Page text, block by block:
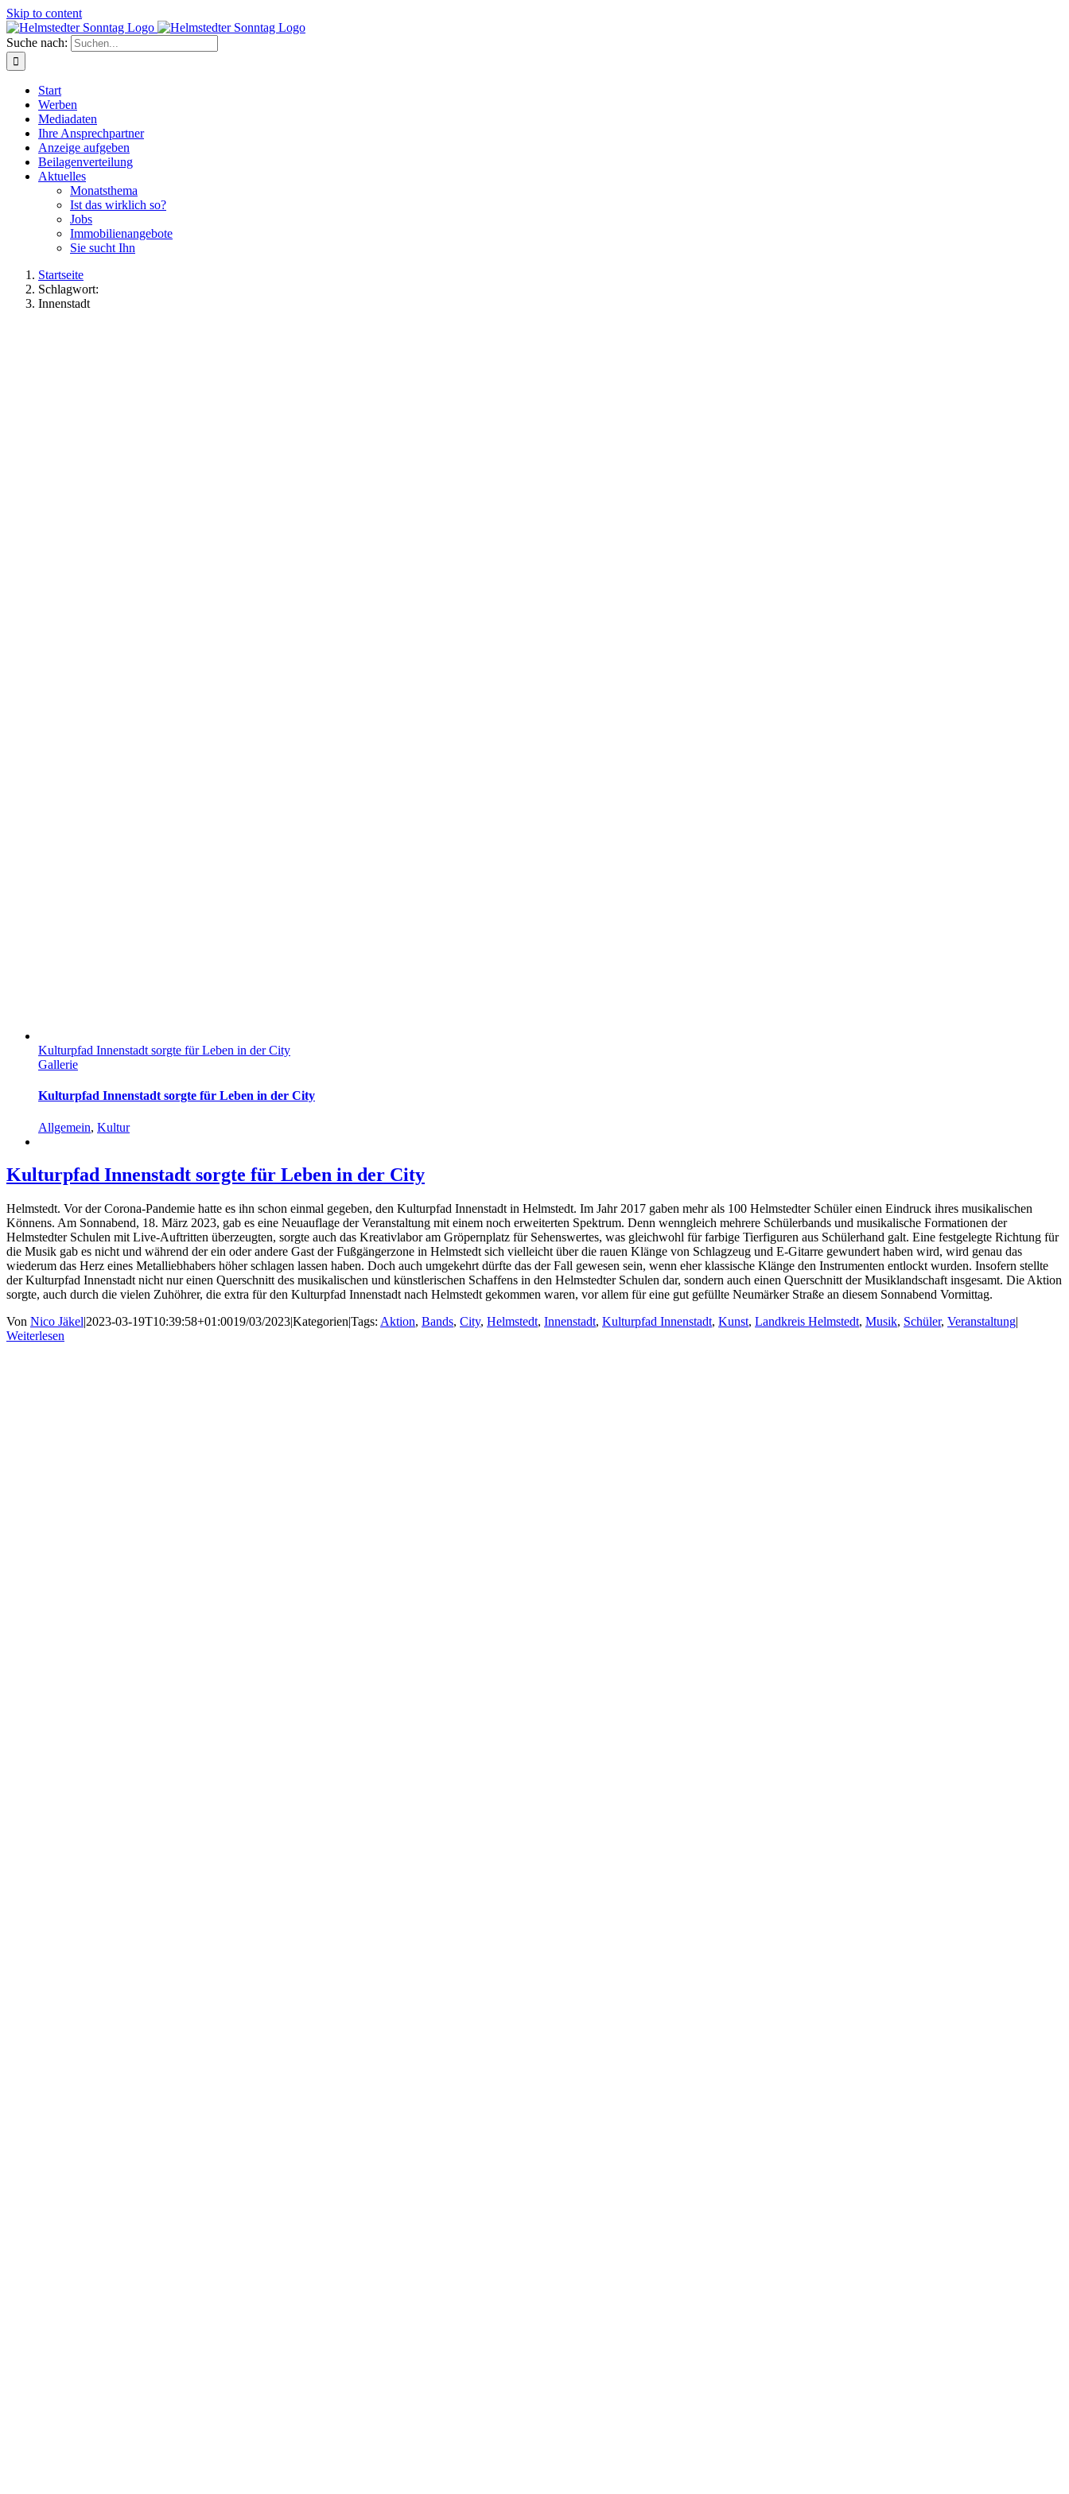
Skip to content
Suche nach:
Start
Werben
Mediadaten
Ihre Ansprechpartner
Anzeige aufgeben
Beilagenverteilung
Aktuelles
Monatsthema
Ist das wirklich so?
Jobs
Immobilienangebote
Sie sucht Ihn
Startseite
Schlagwort:
Innenstadt
Kulturpfad Innenstadt sorgte für Leben in der City
Gallerie
Kulturpfad Innenstadt sorgte für Leben in der City
Allgemein, Kultur
Kulturpfad Innenstadt sorgte für Leben in der City
Helmstedt. Vor der Corona-Pandemie hatte es ihn schon einmal gegeben, den Kulturpfad Innenstadt in Helmstedt. Im Jahr 2017 gaben mehr als 100 Helmstedter Schüler einen Eindruck ihres musikalischen
Könnens. Am Sonnabend, 18. März 2023, gab es eine Neuauflage der Veranstaltung mit einem noch erweiterten Spektrum. Denn wenngleich mehrere Schülerbands und musikalische Formationen der
Helmstedter Schulen mit Live-Auftritten überzeugten, sorgte auch das Kreativlabor am Gröpernplatz für Sehenswertes, was gleichwohl für farbige Tierfiguren aus Schülerhand galt. Eine festgelegte Richtung für
die Musik gab es nicht und während der ein oder andere Gast der Fußgängerzone in Helmstedt sich vielleicht über die rauen Klänge von Schlagzeug und E-Gitarre gewundert haben wird, wird genau das
wiederum das Herz eines Metalliebhabers höher schlagen lassen haben. Doch auch umgekehrt dürfte das der Fall gewesen sein, wenn eher klassische Klänge den Instrumenten entlockt wurden. Insofern stellte
der Kulturpfad Innenstadt nicht nur einen Querschnitt des musikalischen und künstlerischen Schaffens in den Helmstedter Schulen dar, sondern auch einen Querschnitt der Musiklandschaft insgesamt. Die Aktion
sorgte, auch durch die vielen Zuhöhrer, die extra für den Kulturpfad Innenstadt nach Helmstedt gekommen waren, vor allem für eine gut gefüllte Neumärker Straße an diesem Sonnabend Vormittag.
Von Nico Jäkel|2023-03-19T10:39:58+01:0019/03/2023|Kategorien|Tags: Aktion, Bands, City, Helmstedt, Innenstadt, Kulturpfad Innenstadt, Kunst, Landkreis Helmstedt, Musik, Schüler, Veranstaltung|
Weiterlesen